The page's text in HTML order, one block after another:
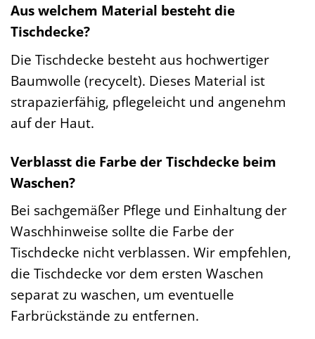
Aus welchem Material besteht die
Tischdecke?
Die Tischdecke besteht aus hochwertiger
Baumwolle (recycelt). Dieses Material ist
strapazierfähig, pflegeleicht und angenehm
auf der Haut.
Verblasst die Farbe der Tischdecke beim
Waschen?
Bei sachgemäßer Pflege und Einhaltung der
Waschhinweise sollte die Farbe der
Tischdecke nicht verblassen. Wir empfehlen,
die Tischdecke vor dem ersten Waschen
separat zu waschen, um eventuelle
Farbrückstände zu entfernen.